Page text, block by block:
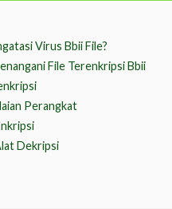
Virus Bbii File?
File Terenkripsi Bbii
Perangkat
Dekripsi